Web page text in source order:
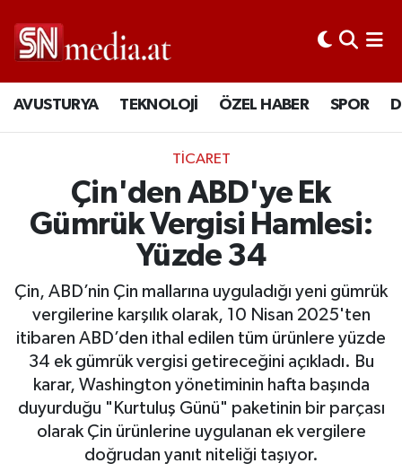
AVUSTURYA TEKNOLOJİ ÖZEL HABER SPOR
TİCARET
Çin'den ABD'ye Ek
Gümrük Vergisi Hamlesi:
Yüzde 34
Çin, ABD’nin Çin mallarına uyguladığı yeni gümrük
vergilerine karşılık olarak, 10 Nisan 2025'ten
itibaren ABD’den ithal edilen tüm ürünlere yüzde
34 ek gümrük vergisi getireceğini açıkladı. Bu
karar, Washington yönetiminin hafta başında
duyurduğu "Kurtuluş Günü" paketinin bir parçası
olarak Çin ürünlerine uygulanan ek vergilere
doğrudan yanıt niteliği taşıyor.